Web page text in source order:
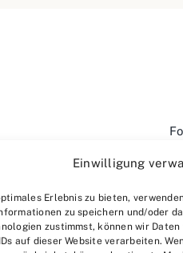
Einwilligung
Erlebnis zu bieten,
zu speichern und/oder
zustimmst, können wir
auf dieser Website verarbeiten.